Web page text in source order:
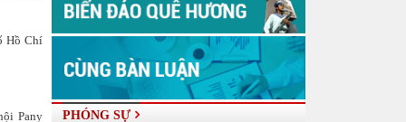
Hồ Chí
Pany
PHÓNG SỰ